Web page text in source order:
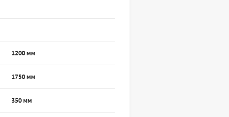
1200 мм
1750 мм
350 мм